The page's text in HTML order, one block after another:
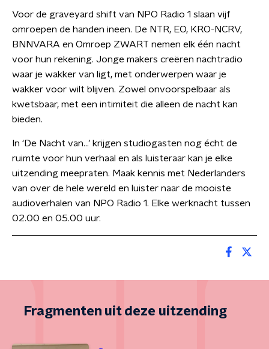
Voor de graveyard shift van NPO Radio 1 slaan vijf
omroepen de handen ineen. De NTR, EO, KRO-NCRV,
BNNVARA en Omroep ZWART nemen elk één nacht
voor hun rekening. Jonge makers creëren nachtradio
waar je wakker van ligt, met onderwerpen waar je
wakker voor wilt blijven. Zowel onvoorspelbaar als
kwetsbaar, met een intimiteit die alleen de nacht kan
bieden.
In ‘De Nacht van…’ krijgen studiogasten nog écht de
ruimte voor hun verhaal en als luisteraar kan je elke
uitzending meepraten. Maak kennis met Nederlanders
van over de hele wereld en luister naar de mooiste
audioverhalen van NPO Radio 1. Elke werknacht tussen
02.00 en 05.00 uur.
Fragmenten uit deze uitzending